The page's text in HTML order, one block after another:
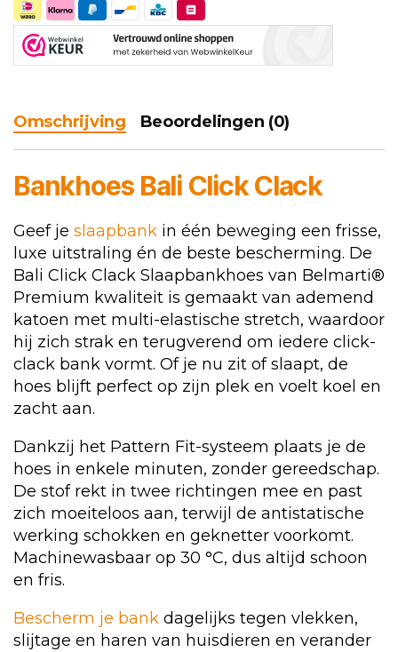
Omschrijving Beoordelingen (0)
Bankhoes Bali Click Clack
Geef je slaapbank in één beweging een frisse,
luxe uitstraling én de beste bescherming. De
Bali Click Clack Slaapbankhoes van Belmarti®
Premium kwaliteit is gemaakt van ademend
katoen met multi-elastische stretch, waardoor
hij zich strak en terugverend om iedere click-
clack bank vormt. Of je nu zit of slaapt, de
hoes blijft perfect op zijn plek en voelt koel en
zacht aan.
Dankzij het Pattern Fit-systeem plaats je de
hoes in enkele minuten, zonder gereedschap.
De stof rekt in twee richtingen mee en past
zich moeiteloos aan, terwijl de antistatische
werking schokken en geknetter voorkomt.
Machinewasbaar op 30 °C, dus altijd schoon
en fris.
Bescherm je bank dagelijks tegen vlekken,
slijtage en haren van huisdieren en verander